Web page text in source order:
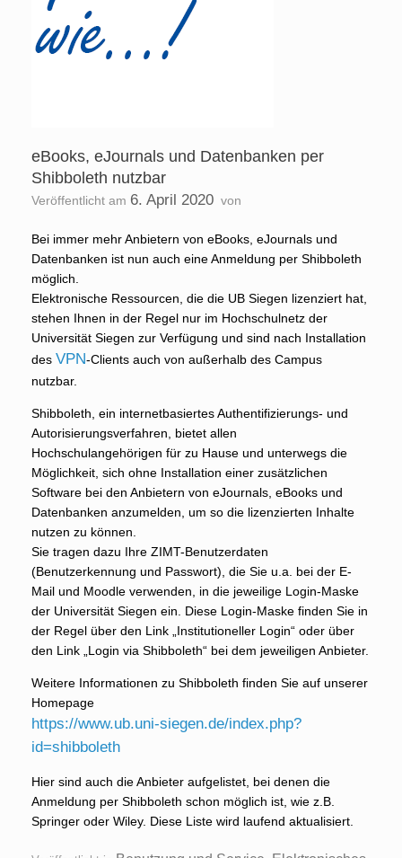
eBooks, eJournals und Datenbanken per
Shibboleth nutzbar
Veröffentlicht am 6. April 2020 von
Bei immer mehr Anbietern von eBooks, eJournals und
Datenbanken ist nun auch eine Anmeldung per Shibboleth
möglich.
Elektronische Ressourcen, die die UB Siegen lizenziert hat,
stehen Ihnen in der Regel nur im Hochschulnetz der
Universität Siegen zur Verfügung und sind nach Installation
des VPN-Clients auch von außerhalb des Campus
nutzbar.
Shibboleth, ein internetbasiertes Authentifizierungs- und
Autorisierungsverfahren, bietet allen
Hochschulangehörigen für zu Hause und unterwegs die
Möglichkeit, sich ohne Installation einer zusätzlichen
Software bei den Anbietern von eJournals, eBooks und
Datenbanken anzumelden, um so die lizenzierten Inhalte
nutzen zu können.
Sie tragen dazu Ihre ZIMT-Benutzerdaten
(Benutzerkennung und Passwort), die Sie u.a. bei der E-
Mail und Moodle verwenden, in die jeweilige Login-Maske
der Universität Siegen ein. Diese Login-Maske finden Sie in
der Regel über den Link „Institutioneller Login“ oder über
den Link „Login via Shibboleth“ bei dem jeweiligen Anbieter.
Weitere Informationen zu Shibboleth finden Sie auf unserer
Homepage
https://www.ub.uni-siegen.de/index.php?
id=shibboleth
Hier sind auch die Anbieter aufgelistet, bei denen die
Anmeldung per Shibboleth schon möglich ist, wie z.B.
Springer oder Wiley. Diese Liste wird laufend aktualisiert.